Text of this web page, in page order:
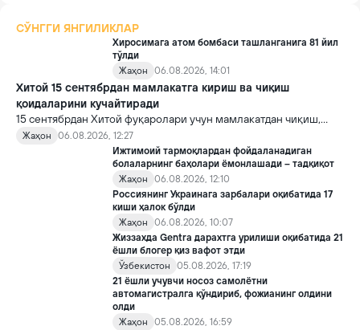
СЎНГГИ ЯНГИЛИКЛАР
Хиросимага атом бомбаси ташланганига 81 йил
тўлди
Жаҳон
06.08.2026, 14:01
Хитой 15 сентябрдан мамлакатга кириш ва чиқиш
қоидаларини кучайтиради
15 сентябрдан Хитой фуқаролари учун мамлакатдан чиқиш,
хорижликлар учун эса Хитойга кириш тартиби бўйича янги
қоидалар кучга киради.
Жаҳон
06.08.2026, 12:27
Ижтимоий тармоқлардан фойдаланадиган
болаларнинг баҳолари ёмонлашади – тадқиқот
Жаҳон
06.08.2026, 12:10
Россиянинг Украинага зарбалари оқибатида 17
киши ҳалок бўлди
Жаҳон
06.08.2026, 10:07
Жиззахда Gentra дарахтга урилиши оқибатида 21
ёшли блогер қиз вафот этди
Ўзбекистон
05.08.2026, 17:19
21 ёшли учувчи носоз самолётни
автомагистралга қўндириб, фожианинг олдини
олди
Жаҳон
05.08.2026, 16:59